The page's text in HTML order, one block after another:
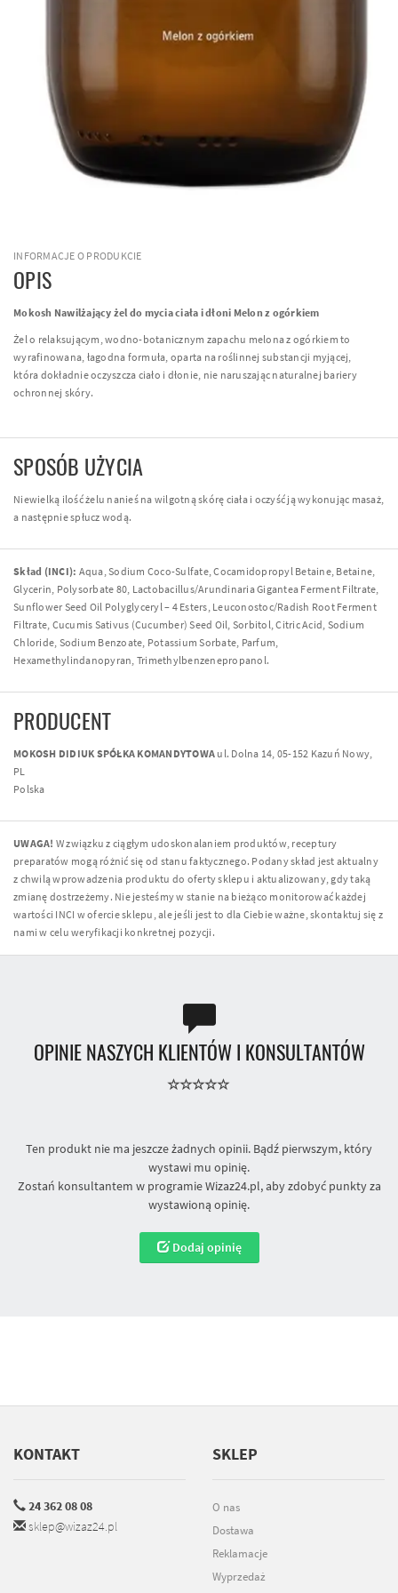
INFORMACJE O PRODUKCIE
OPIS
Mokosh Nawilżający żel do mycia ciała i dłoni Melon z ogórkiem
Żel o relaksującym, wodno-botanicznym zapachu melona z ogórkiem to
wyrafinowana, łagodna formuła, oparta na roślinnej substancji myjącej,
która dokładnie oczyszcza ciało i dłonie, nie naruszając naturalnej bariery
ochronnej skóry.
SPOSÓB UŻYCIA
Niewielką ilość żelu nanieś na wilgotną skórę ciała i oczyść ją wykonując masaż,
a następnie spłucz wodą.
Skład (INCI): Aqua, Sodium Coco-Sulfate, Cocamidopropyl Betaine, Betaine,
Glycerin, Polysorbate 80, Lactobacillus/Arundinaria Gigantea Ferment Filtrate,
Sunflower Seed Oil Polyglyceryl – 4 Esters, Leuconostoc/Radish Root Ferment
Filtrate, Cucumis Sativus (Cucumber) Seed Oil, Sorbitol, Citric Acid, Sodium
Chloride, Sodium Benzoate, Potassium Sorbate, Parfum,
Hexamethylindanopyran, Trimethylbenzenepropanol.
PRODUCENT
MOKOSH DIDIUK SPÓŁKA KOMANDYTOWA ul. Dolna 14, 05-152 Kazuń Nowy,
PL
Polska
UWAGA! W związku z ciągłym udoskonalaniem produktów, receptury
preparatów mogą różnić się od stanu faktycznego. Podany skład jest aktualny
z chwilą wprowadzenia produktu do oferty sklepu i aktualizowany, gdy taką
zmianę dostrzeżemy. Nie jesteśmy w stanie na bieżąco monitorować każdej
wartości INCI w ofercie sklepu, ale jeśli jest to dla Ciebie ważne, skontaktuj się z
nami w celu weryfikacji konkretnej pozycji.
OPINIE NASZYCH KLIENTÓW I KONSULTANTÓW
Ten produkt nie ma jeszcze żadnych opinii. Bądź pierwszym, który
wystawi mu opinię.
Zostań konsultantem w programie Wizaz24.pl, aby zdobyć punkty za
wystawioną opinię.
Dodaj opinię
KONTAKT
24 362 08 08
sklep@wizaz24.pl
SKLEP
O nas
Dostawa
Reklamacje
Wyprzedaż